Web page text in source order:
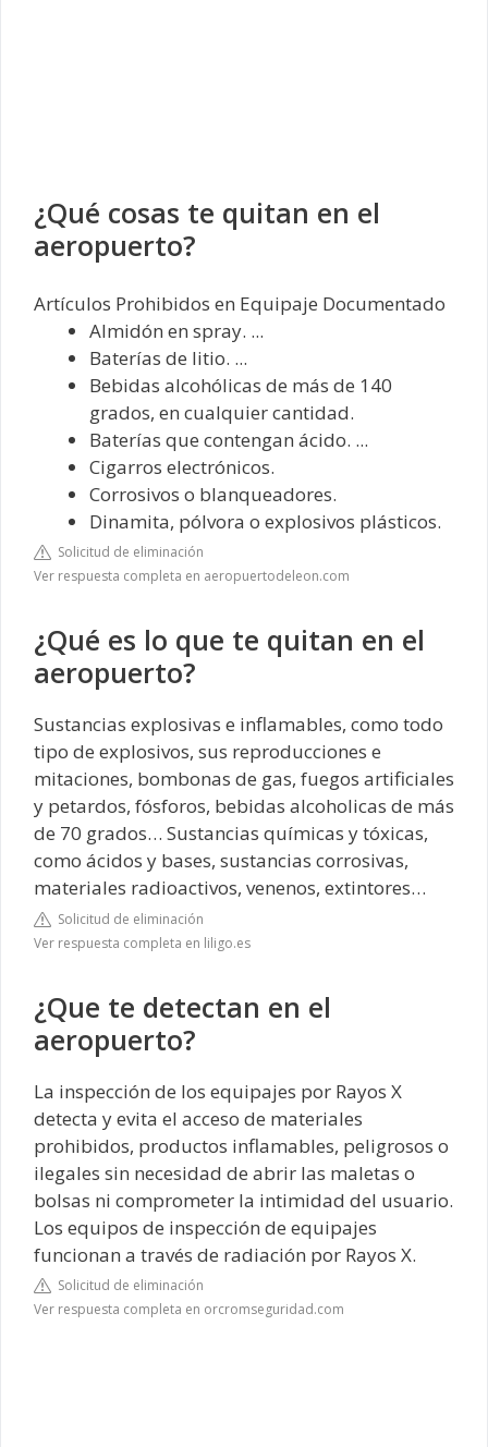
¿Qué cosas te quitan en el
aeropuerto?
Artículos Prohibidos en Equipaje Documentado
Almidón en spray. ...
Baterías de litio. ...
Bebidas alcohólicas de más de 140
grados, en cualquier cantidad.
Baterías que contengan ácido. ...
Cigarros electrónicos.
Corrosivos o blanqueadores.
Dinamita, pólvora o explosivos plásticos.
Solicitud de eliminación
Ver respuesta completa en aeropuertodeleon.com
¿Qué es lo que te quitan en el
aeropuerto?
Sustancias explosivas e inflamables, como todo
tipo de explosivos, sus reproducciones e
mitaciones, bombonas de gas, fuegos artificiales
y petardos, fósforos, bebidas alcoholicas de más
de 70 grados… Sustancias químicas y tóxicas,
como ácidos y bases, sustancias corrosivas,
materiales radioactivos, venenos, extintores…
Solicitud de eliminación
Ver respuesta completa en liligo.es
¿Que te detectan en el
aeropuerto?
La inspección de los equipajes por Rayos X
detecta y evita el acceso de materiales
prohibidos, productos inflamables, peligrosos o
ilegales sin necesidad de abrir las maletas o
bolsas ni comprometer la intimidad del usuario.
Los equipos de inspección de equipajes
funcionan a través de radiación por Rayos X.
Solicitud de eliminación
Ver respuesta completa en orcromseguridad.com